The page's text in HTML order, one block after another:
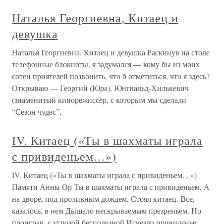
Наталья Георгиевна, Китаец и
девушка
Наталья Георгиевна, Китаец и девушка Раскинув на столе
телефонные блокноты, я задумался — кому бы из моих
сотен приятелей позвонить, что б отметиться, что я здесь?
Открываю — Георгий (Юра), Юнгвальд-Хилькевич
(знаменитый кинорежиссёр, с которым мы сделали
“Сезон чудес”,
IV. Китаец («Ты в шахматы играла
с привиденьем…»)
IV. Китаец («Ты в шахматы играла с привиденьем…»)
Памяти Анны Ор Ты в шахматы играла с привиденьем, А
на дворе, под проливным дождем, Стоял китаец. Все,
казалось, в нем Дышало нескрываемым презреньем. Но